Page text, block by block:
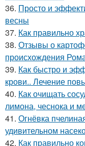
36. Просто и
весны
37. Как правильно
38. Отзывы о
происхождения
39. Как быстро и
крови.. Лечение
40. Как очищать
лимона, чеснока и
41. Огнёвка
удивительном
42. Как правильно